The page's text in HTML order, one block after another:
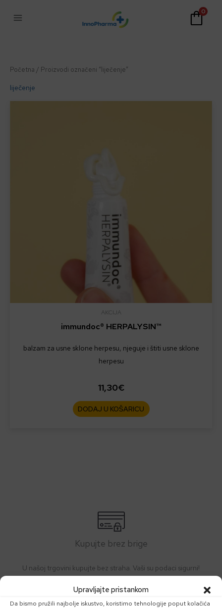
Upravljajte pristankom
Da bismo pružili najbolje iskustvo, koristimo tehnologije poput kolačića
0
Početna / Proizvodi označeni “liječenje”
liječenje
AKCIJA
immundoc® HERPALYSIN™
balzam za usne sklone herpesu, njeguje i štiti usne sklone
herpesu
11,30€
DODAJ U KOŠARICU
Kupujte brez brige
U našoj trgovini kupujte bez straha. Vaši su podaci sigurni!